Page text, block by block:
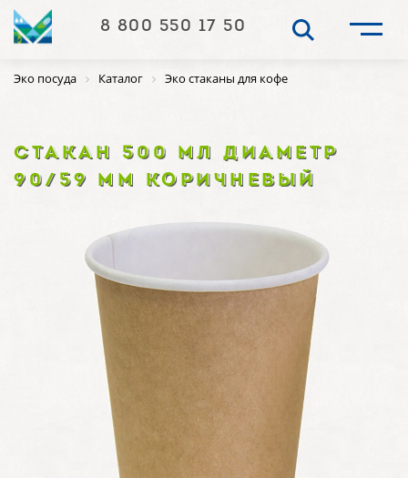
8 800 550 17 50
Эко посуда Каталог Эко стаканы для кофе
СТАКАН 500 МЛ ДИАМЕТР
90/59 ММ КОРИЧНЕВЫЙ